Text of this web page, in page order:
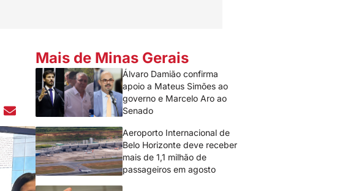
Mais de Minas Gerais
Álvaro Damião confirma
apoio a Mateus Simões ao
governo e Marcelo Aro ao
Senado
Aeroporto Internacional de
Belo Horizonte deve receber
mais de 1,1 milhão de
passageiros em agosto